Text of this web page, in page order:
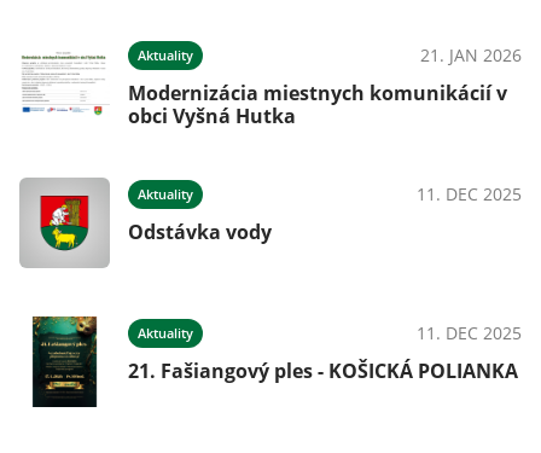
Aktuality 21. JAN 2026
Modernizácia miestnych komunikácií v
obci Vyšná Hutka
Aktuality 11. DEC 2025
Odstávka vody
Aktuality 11. DEC 2025
21. Fašiangový ples - KOŠICKÁ POLIANKA